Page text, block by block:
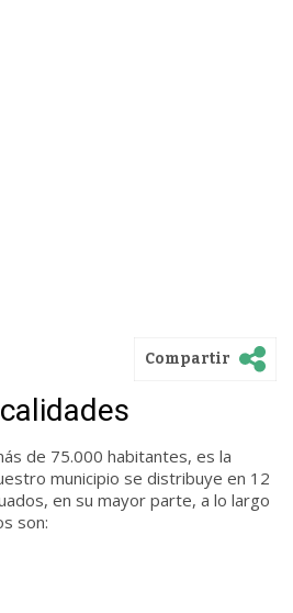
Compartir
de 75.000 habitantes, es la
municipio se distribuye en 12
en su mayor parte, a lo largo
son: